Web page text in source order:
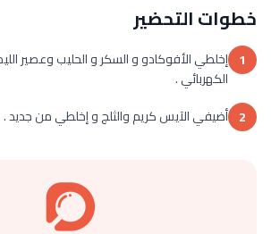
خطوات التحضير
1 إخلطي الأفوكادو و السكر و الحليب وعصير
الكهربائي .
2 أضيفي الآيس كريم والثلج و إخلطي من جديد .